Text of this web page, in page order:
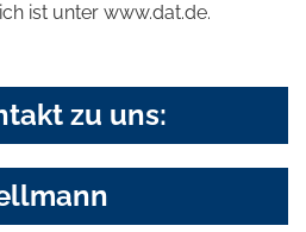
ist unter www.dat.de.
zu uns: